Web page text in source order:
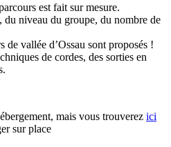
est fait sur mesure.
niveau du groupe, du nombre de
de vallée d’Ossau sont proposés !
de cordes, des sorties en
mais vous trouverez ici
sur place